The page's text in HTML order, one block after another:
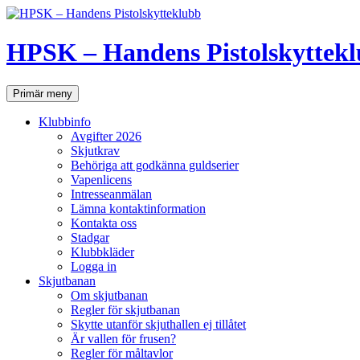
Hoppa
innehåll
HPSK – Handens
SökPrimär meny
Klubbinfo
Avgifter 2026
Skjutkrav
Behöriga att godkänna guldserier
Vapenlicens
Intresseanmälan
Lämna kontaktinformation
Kontakta oss
Stadgar
Klubbkläder
Logga in
Skjutbanan
Om skjutbanan
Regler för skjutbanan
Skytte utanför skjuthallen ej tillåtet
Är vallen för frusen?
Regler för måltavlor